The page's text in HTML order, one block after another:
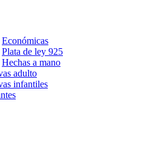
Económicas
Plata de ley 925
Hechas a mano
adulto
infantiles